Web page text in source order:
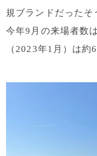
規ブランドだったそ
今年9月の来場者数
（2023年1月）は約